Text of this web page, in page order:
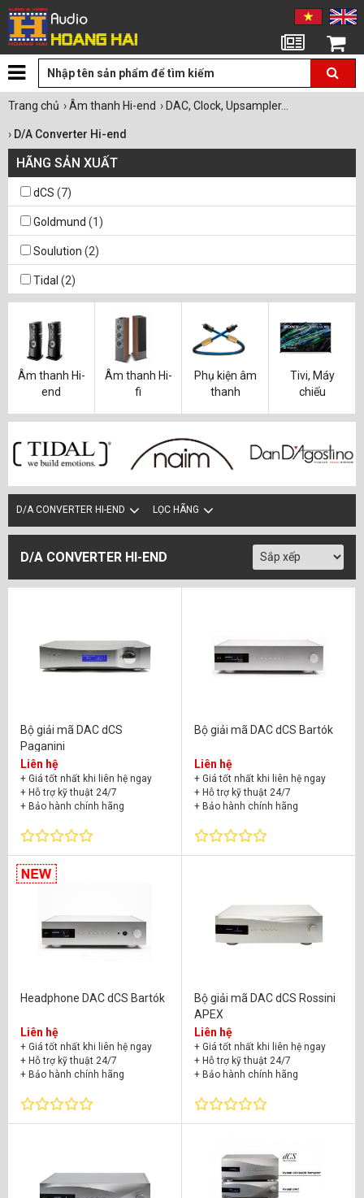
Giỏ hàng
Trang chủ ›Âm thanh Hi-end › DAC, Clock, Upsampler...
› D/A Converter Hi-end
HÃNG SẢN XUẤT
dCS (7)
Goldmund (1)
Soulution (2)
Tidal (2)
Âm thanh Hi-
end
Âm thanh Hi-
fi
Phụ kiện âm
thanh
Tivi, Máy
chiếu
D/A CONVERTER HI-END LỌC HÃNG
D/A CONVERTER HI-END
Bộ giải mã DAC dCS
Paganini
Liên hệ
+ Giá tốt nhất khi liên hệ ngay
+ Hỗ trợ kỹ thuật 24/7
+ Bảo hành chính hãng
Bộ giải mã DAC dCS Bartók
Liên hệ
+ Giá tốt nhất khi liên hệ ngay
+ Hỗ trợ kỹ thuật 24/7
+ Bảo hành chính hãng
Headphone DAC dCS Bartók
Liên hệ
+ Giá tốt nhất khi liên hệ ngay
+ Hỗ trợ kỹ thuật 24/7
+ Bảo hành chính hãng
Bộ giải mã DAC dCS Rossini
APEX
Liên hệ
+ Giá tốt nhất khi liên hệ ngay
+ Hỗ trợ kỹ thuật 24/7
+ Bảo hành chính hãng